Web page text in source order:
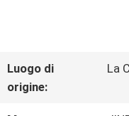
VR
Luogo di
origine:
La